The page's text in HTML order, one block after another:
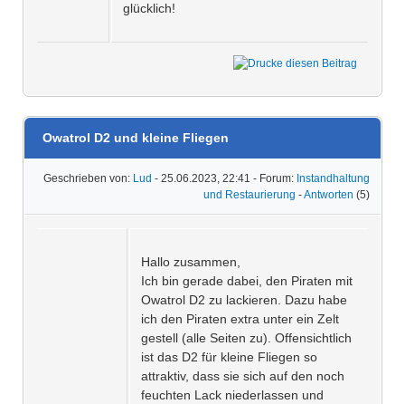
glücklich!
Owatrol D2 und kleine Fliegen
Geschrieben von: Lud - 25.06.2023, 22:41 - Forum: Instandhaltung
und Restaurierung -Antworten (5)
Hallo zusammen,
Ich bin gerade dabei, den Piraten mit
Owatrol D2 zu lackieren. Dazu habe
ich den Piraten extra unter ein Zelt
gestell (alle Seiten zu). Offensichtlich
ist das D2 für kleine Fliegen so
attraktiv, dass sie sich auf den noch
feuchten Lack niederlassen und